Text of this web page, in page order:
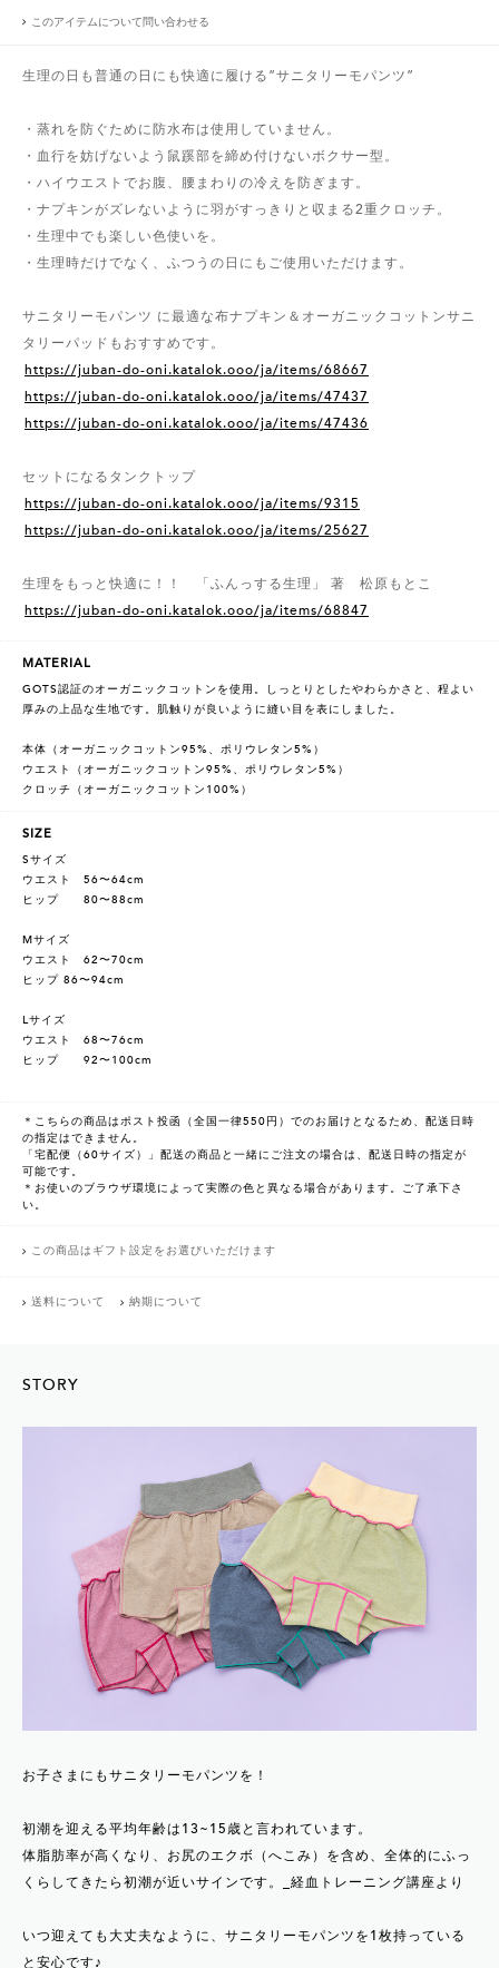
このアイテムについて問い合わせる
生理の日も普通の日にも快適に履ける”サニタリーモパンツ”
・蒸れを防ぐために防水布は使用していません。
・血行を妨げないよう鼠蹊部を締め付けないボクサー型。
・ハイウエストでお腹、腰まわりの冷えを防ぎます。
・ナプキンがズレないように羽がすっきりと収まる2重クロッチ。
・生理中でも楽しい色使いを。
・生理時だけでなく、ふつうの日にもご使用いただけます。
サニタリーモパンツ に最適な布ナプキン＆オーガニックコットンサニ
タリーパッドもおすすめです。
https://juban-do-oni.katalok.ooo/ja/items/68667
https://juban-do-oni.katalok.ooo/ja/items/47437
https://juban-do-oni.katalok.ooo/ja/items/47436
セットになるタンクトップ
https://juban-do-oni.katalok.ooo/ja/items/9315
https://juban-do-oni.katalok.ooo/ja/items/25627
生理をもっと快適に！！ 「ふんっする生理」 著 松原もとこ
https://juban-do-oni.katalok.ooo/ja/items/68847
MATERIAL
GOTS認証のオーガニックコットンを使用。しっとりとしたやわらかさと、程よい
厚みの上品な生地です。肌触りが良いように縫い目を表にしました。
本体（オーガニックコットン95%、ポリウレタン5%）
ウエスト（オーガニックコットン95%、ポリウレタン5%）
クロッチ（オーガニックコットン100%）
SIZE
Sサイズ
ウエスト 56〜64cm
ヒップ 80〜88cm
Mサイズ
ウエスト 62〜70cm
ヒップ 86〜94cm
Lサイズ
ウエスト 68〜76cm
ヒップ 92〜100cm
＊こちらの商品はポスト投函（全国一律550円）でのお届けとなるため、配送日時
の指定はできません。
「宅配便（60サイズ）」配送の商品と一緒にご注文の場合は、配送日時の指定が
可能です。
＊お使いのブラウザ環境によって実際の色と異なる場合があります。ご了承下さ
い。
この商品はギフト設定をお選びいただけます
送料について 納期について
STORY
お子さまにもサニタリーモパンツを！
初潮を迎える平均年齢は13~15歳と言われています。
体脂肪率が高くなり、お尻のエクボ（へこみ）を含め、全体的にふっ
くらしてきたら初潮が近いサインです。_経血トレーニング講座より
いつ迎えても大丈夫なように、サニタリーモパンツを1枚持っている
と安心です♪